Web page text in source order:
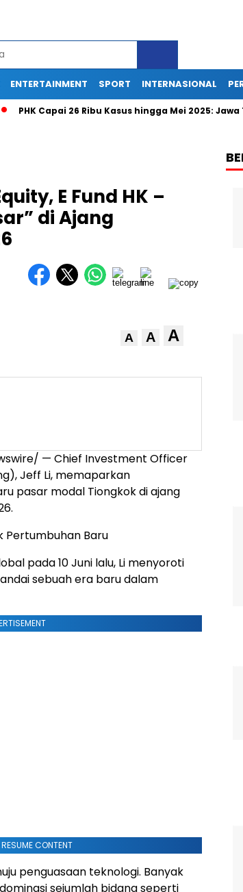
ENTERTAINMENT SPORT INTERNASIONAL
PHK Capai 26 Ribu Kasus hingga Mei 2025:
E Fund HK –
di Ajang
A A A
— Chief Investment Officer
Jeff Li, memaparkan
pasar modal Tiongkok di ajang
Pertumbuhan Baru
pada 10 Juni lalu, Li menyoroti
sebuah era baru dalam
CONTENT
penguasaan teknologi. Banyak
sejumlah bidang seperti